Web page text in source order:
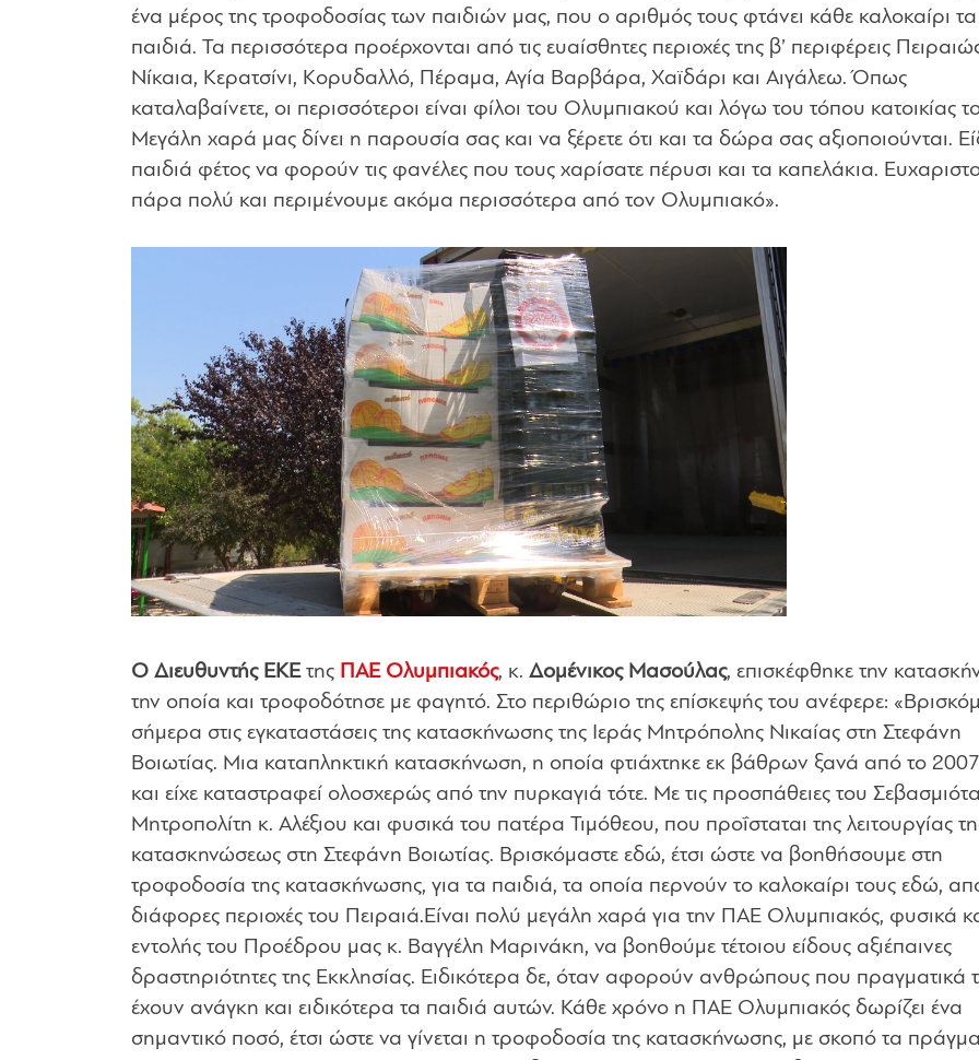
ένα μέρος της τροφοδοσίας των παιδιών μας, που ο αριθμός τους φτάνει κάθε καλοκαίρι
παιδιά. Τα περισσότερα προέρχονται από τις ευαίσθητες περιοχές της β’ περιφέρεις
Νίκαια, Κερατσίνι, Κορυδαλλό, Πέραμα, Αγία Βαρβάρα, Χαϊδάρι και Αιγάλεω. Όπως
καταλαβαίνετε, οι περισσότεροι είναι φίλοι του Ολυμπιακού και λόγω του τόπου κατοικίας
Μεγάλη χαρά μας δίνει η παρουσία σας και να ξέρετε ότι και τα δώρα σας αξιοποιούνται.
παιδιά φέτος να φορούν τις φανέλες που τους χαρίσατε πέρυσι και τα καπελάκια.
πάρα πολύ και περιμένουμε ακόμα περισσότερα από τον Ολυμπιακό».
Ο Διευθυντής ΕΚΕτης ΠΑΕ Ολυμπιακός, κ. Δομένικος Μασούλας, επισκέφθηκε την
την οποία και τροφοδότησε με φαγητό. Στο περιθώριο της επίσκεψής του ανέφερε: «
σήμερα στις εγκαταστάσεις της κατασκήνωσης της Ιεράς Μητρόπολης Νικαίας στη Στεφάνη
Βοιωτίας. Μια καταπληκτική κατασκήνωση, η οποία φτιάχτηκε εκ βάθρων ξανά από το
και είχε καταστραφεί ολοσχερώς από την πυρκαγιά τότε. Με τις προσπάθειες του
Μητροπολίτη κ. Αλέξιου και φυσικά του πατέρα Τιμόθεου, που προΐσταται της λειτουργίας
κατασκηνώσεως στη Στεφάνη Βοιωτίας. Βρισκόμαστε εδώ, έτσι ώστε να βοηθήσουμε στη
τροφοδοσία της κατασκήνωσης, για τα παιδιά, τα οποία περνούν το καλοκαίρι τους εδώ,
διάφορες περιοχές του Πειραιά.Είναι πολύ μεγάλη χαρά για την ΠΑΕ Ολυμπιακός, φυσικά
εντολής του Προέδρου μας κ. Βαγγέλη Μαρινάκη, να βοηθούμε τέτοιου είδους αξιέπαινες
δραστηριότητες της Εκκλησίας. Ειδικότερα δε, όταν αφορούν ανθρώπους που πραγματικά
έχουν ανάγκη και ειδικότερα τα παιδιά αυτών. Κάθε χρόνο η ΠΑΕ Ολυμπιακός δωρίζει ένα
σημαντικό ποσό, έτσι ώστε να γίνεται η τροφοδοσία της κατασκήνωσης, με σκοπό τα